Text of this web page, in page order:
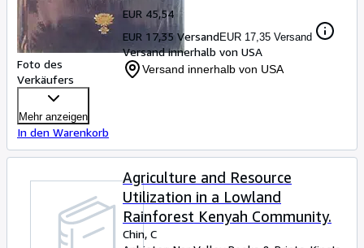
Foto des
Verkäufers
EUR 45,54
EUR 17,35 VersandEUR 17,35 Versand
Versand innerhalb von USA
Versand innerhalb von USA
Mehr anzeigen
In den Warenkorb
Agriculture and Resource
Utilization in a Lowland
Rainforest Kenyah Community.
Chin, C